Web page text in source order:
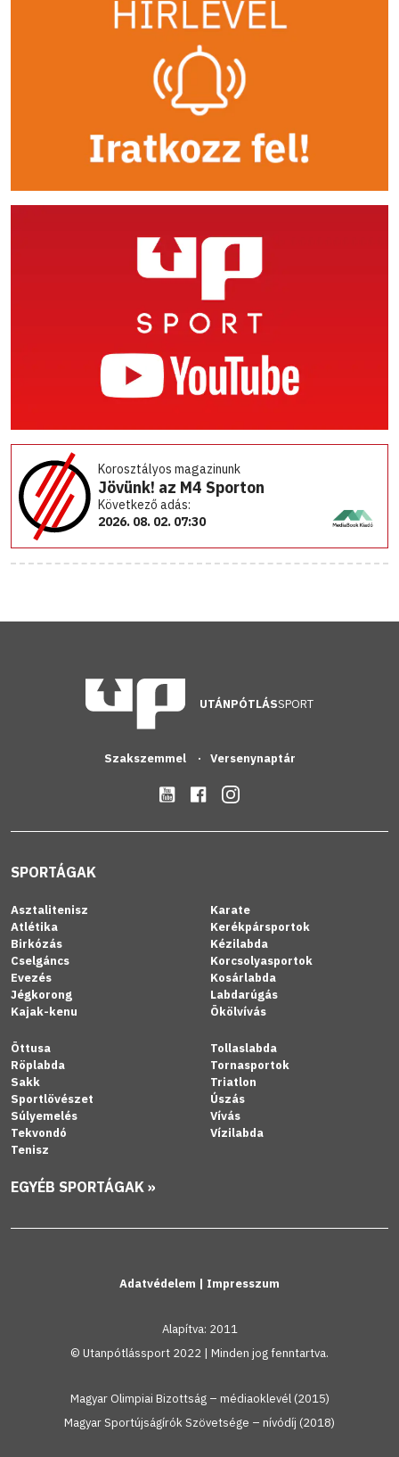
Korosztályos magazinunk
Jövünk! az M4 Sporton
Következő adás:
2026. 08. 02. 07:30
UTÁNPÓTLÁSSPORT
Szakszemmel Versenynaptár
SPORTÁGAK
Asztalitenisz
Atlétika
Birkózás
Cselgáncs
Evezés
Jégkorong
Kajak-kenu
Karate
Kerékpársportok
Kézilabda
Korcsolyasportok
Kosárlabda
Labdarúgás
Ökölvívás
Öttusa
Röplabda
Sakk
Sportlövészet
Súlyemelés
Tekvondó
Tenisz
Tollaslabda
Tornasportok
Triatlon
Úszás
Vívás
Vízilabda
EGYÉB SPORTÁGAK »
Adatvédelem | Impresszum
Alapítva: 2011
© Utanpótlássport 2022 | Minden jog fenntartva.
Magyar Olimpiai Bizottság – médiaoklevél (2015)
Magyar Sportújságírók Szövetsége – nívódíj (2018)